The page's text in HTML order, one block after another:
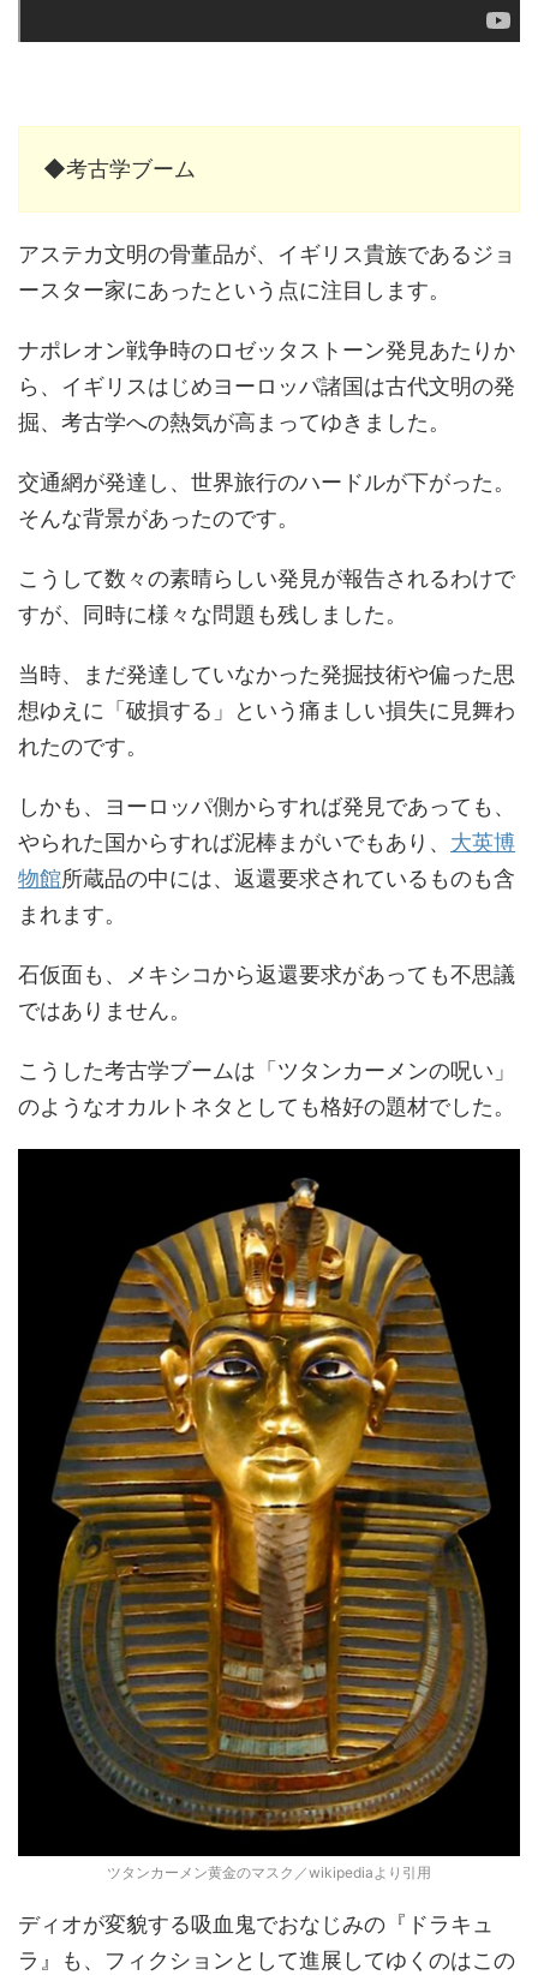
◆考古学ブーム
アステカ文明の骨董品が、イギリス貴族であるジョ
ースター家にあったという点に注目します。
ナポレオン戦争時のロゼッタストーン発見あたりか
ら、イギリスはじめヨーロッパ諸国は古代文明の発
掘、考古学への熱気が高まってゆきました。
交通網が発達し、世界旅行のハードルが下がった。
そんな背景があったのです。
こうして数々の素晴らしい発見が報告されるわけで
すが、同時に様々な問題も残しました。
当時、まだ発達していなかった発掘技術や偏った思
想ゆえに「破損する」という痛ましい損失に見舞わ
れたのです。
しかも、ヨーロッパ側からすれば発見であっても、
やられた国からすれば泥棒まがいでもあり、 大英博
物館所蔵品の中には、返還要求されているものも含
まれます。
石仮面も、メキシコから返還要求があっても不思議
ではありません。
こうした考古学ブームは「ツタンカーメンの呪い」
のようなオカルトネタとしても格好の題材でした。
ツタンカーメン黄金のマスク／wikipediaより引用
ディオが変貌する吸血鬼でおなじみの『ドラキュ
ラ』も、フィクションとして進展してゆくのはこの